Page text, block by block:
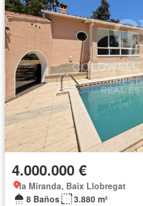
4.000.000 €
la Miranda, Baix Llobregat
8 Baños
3.880 m²